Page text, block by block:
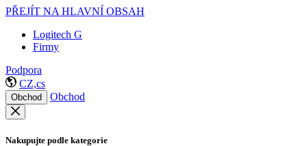
PŘEJÍT NA HLAVNÍ OBSAH
Logitech G
Firmy
Podpora
CZ,cs
Obchod Obchod
Nakupujte podle kategorie